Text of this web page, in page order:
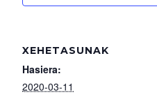
XEHETASUNAK
Hasiera:
2020-03-11